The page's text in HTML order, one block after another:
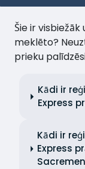
Šie ir
meklēto?
prieku
Kādi ir
Express
Kādi ir
Express